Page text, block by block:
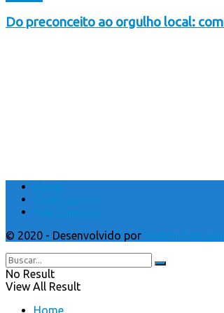
Do preconceito ao orgulho local:
Home
Quem Somos
Fale Conosco
© 2020 - Desenvolvido por Webmundo
No Result
View All Result
Home